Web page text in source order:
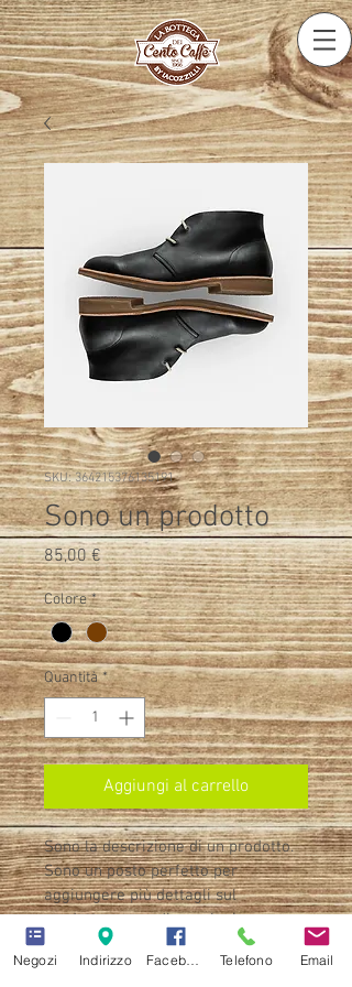
SKU: 364215376135191
Sono un prodotto
85,00 €Prezzo
Colore *
Quantità *
Aggiungi al carrello
Sono la descrizione di un prodotto.
Sono un posto perfetto per
aggiungere più dettagli sul
prodotto, come dimensioni,
materiali, istruzioni per la
manutenzione e istruzioni per la
Negozi Indirizzo Telefono Email